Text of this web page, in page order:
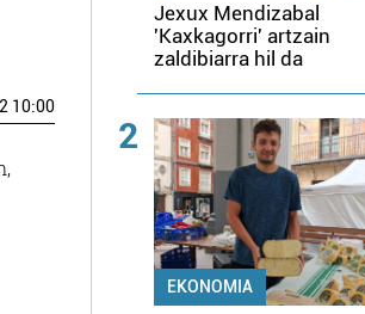
10:00
Jexux Mendizabal
'Kaxkagorri' artzain
zaldibiarra hil da
2
EKONOMIA